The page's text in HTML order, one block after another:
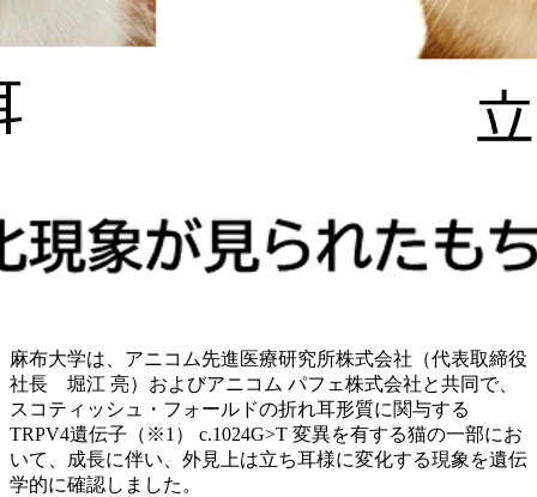
麻布大学は、アニコム先進医療研究所株式会社（代表取締役
社長 堀江 亮）およびアニコム パフェ株式会社と共同で、
スコティッシュ・フォールドの折れ耳形質に関与する
TRPV4遺伝子（※1） c.1024G>T 変異を有する猫の一部にお
いて、成長に伴い、外見上は立ち耳様に変化する現象を遺伝
学的に確認しました。